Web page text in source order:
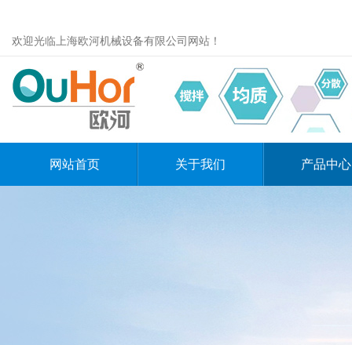
欢迎光临上海欧河机械设备有限公司网站！
网站首页 关于我们 产品中心